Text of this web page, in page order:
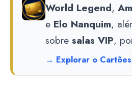
World Legend,
e Elo Nanquim,
sobre salas VIP,
→ Explorar o